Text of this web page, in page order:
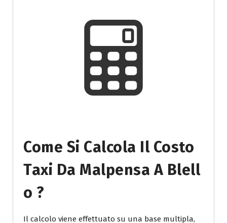
Come Si Calcola Il Costo
Taxi Da Malpensa A Blell
O ?
Il calcolo viene effettuato su una base multipla,